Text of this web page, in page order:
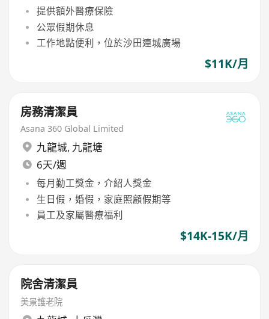
提供額外醫療保險
公眾假期休息
工作地點便利，位於沙田連城廣場
$11K/月
房務清潔員
Asana 360 Global Limited
九龍城, 九龍塘
6天/週
每月勤工獎金，介紹人獎金
生日假，婚假，家庭照顧假期等
員工及家屬醫療福利
$14K-15K/月
院舍清潔員
美景護老院